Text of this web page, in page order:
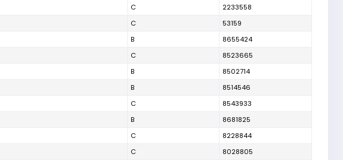
C
2233558
C
53159
B
8655424
C
8523665
B
8502714
B
8514546
C
8543933
B
8681825
C
8228844
C
8028805